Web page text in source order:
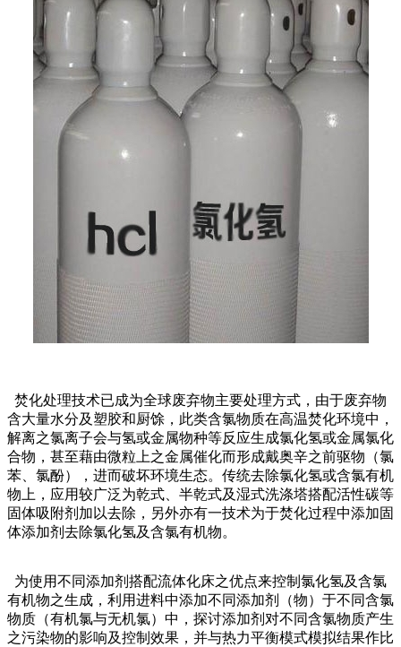
焚化处理技术已成为全球废弃物主要处理方式，由于废弃物
含大量水分及塑胶和厨馀，此类含氯物质在高温焚化环境中，
解离之氯离子会与氢或金属物种等反应生成氯化氢或金属氯化
合物，甚至藉由微粒上之金属催化而形成戴奥辛之前驱物（氯
苯、氯酚），进而破坏环境生态。传统去除氯化氢或含氯有机
物上，应用较广泛为乾式、半乾式及湿式洗涤塔搭配活性碳等
固体吸附剂加以去除，另外亦有一技术为于焚化过程中添加固
体添加剂去除氯化氢及含氯有机物。
为使用不同添加剂搭配流体化床之优点来控制氯化氢及含氯
有机物之生成，利用进料中添加不同添加剂（物）于不同含氯
物质（有机氯与无机氯）中，探讨添加剂对不同含氯物质产生
之污染物的影响及控制效果，并与热力平衡模式模拟结果作比